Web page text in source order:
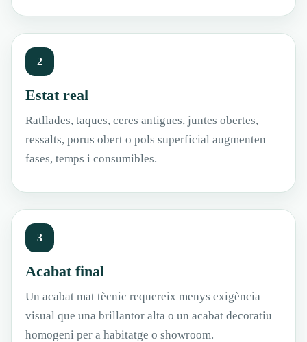
2
Estat real
Ratllades, taques, ceres antigues, juntes obertes,
ressalts, porus obert o pols superficial augmenten
fases, temps i consumibles.
3
Acabat final
Un acabat mat tècnic requereix menys exigència
visual que una brillantor alta o un acabat decoratiu
homogeni per a habitatge o showroom.